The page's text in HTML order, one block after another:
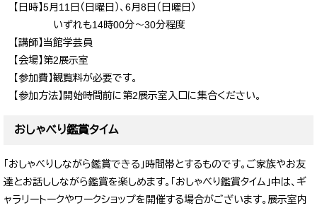
【日時】5月11日（日曜日）、6月8日（日曜日）
いずれも14時00分～30分程度
【講師】当館学芸員
【会場】第2展示室
【参加費】観覧料が必要です。
【参加方法】開始時間前に第2展示室入口に集合ください。
おしゃべり鑑賞タイム
「おしゃべりしながら鑑賞できる」時間帯とするものです。ご家族やお友
達とお話ししながら鑑賞を楽しめます。「おしゃべり鑑賞タイム」中は、ギ
ャラリートークやワークショップを開催する場合がございます。展示室内